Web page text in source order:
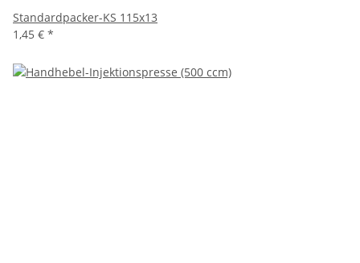
Standardpacker-KS 115x13
1,45 € *